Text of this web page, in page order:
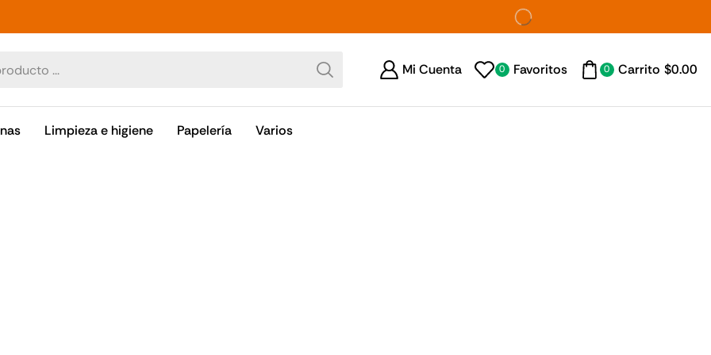
Mi Cuenta 0 Favoritos 0 Carrito $0.00
Limpieza e higiene Papelería Varios